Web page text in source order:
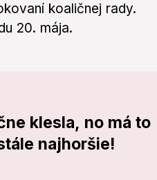
koaličnej rady.
20. mája.
klesla, no má to
najhoršie!